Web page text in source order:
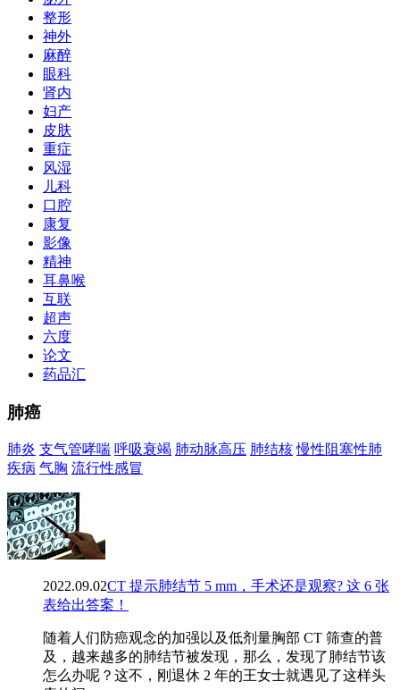
整形
神外
麻醉
眼科
肾内
妇产
皮肤
重症
风湿
儿科
口腔
康复
影像
精神
耳鼻喉
互联
超声
六度
论文
药品汇
肺癌
肺炎 支气管哮喘 呼吸衰竭 肺动脉高压 肺结核 慢性阻塞性肺
疾病 气胸 流行性感冒
2022.09.02CT 提示肺结节 5 mm，手术还是观察? 这 6 张
表给出答案！
随着人们防癌观念的加强以及低剂量胸部 CT 筛查的普
及，越来越多的肺结节被发现，那么，发现了肺结节该
怎么办呢？这不，刚退休 2 年的王女士就遇见了这样头